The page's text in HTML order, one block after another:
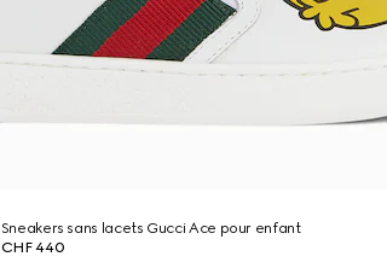
Sneakers sans lacets Gucci Ace pour enfant
CHF 440